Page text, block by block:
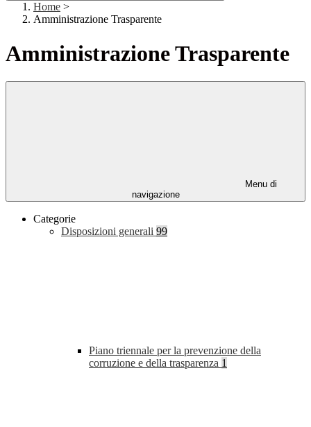
Home >
Amministrazione Trasparente
Amministrazione Trasparente
Menu di
navigazione
Categorie
Disposizioni generali 99
Piano triennale per la prevenzione della
corruzione e della trasparenza 1